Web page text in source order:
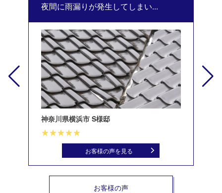
夜間に雨漏りが発生してしまい...
神奈川県横浜市 S様邸
お客様の声を見る
お客様の声